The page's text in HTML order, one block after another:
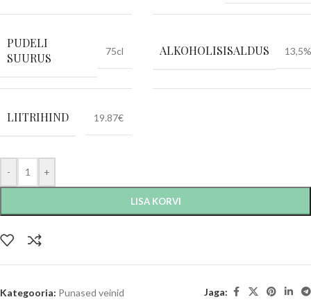
PUDELI
SUURUS
75cl ALKOHOLISISALDUS 13,5%
LIITRIHIND 19.87€
- +
LISA KORVI
Kategooria: Punased veinid Jaga: